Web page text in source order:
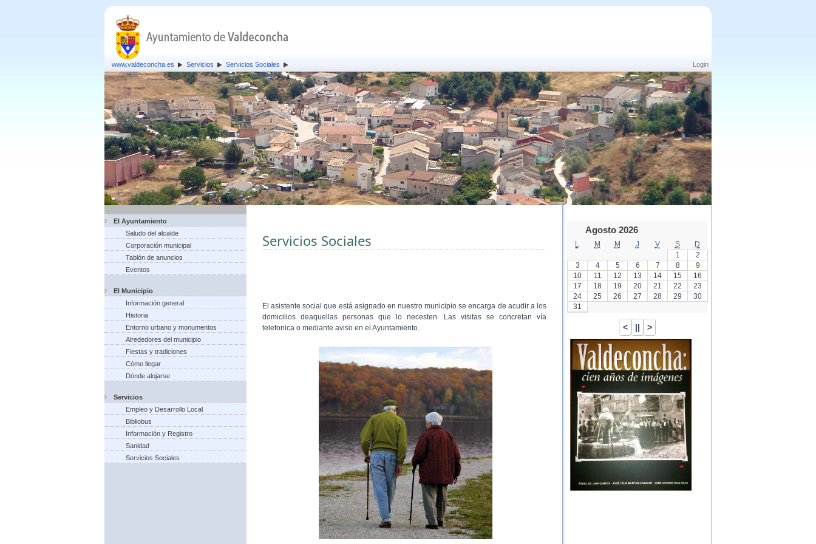
Login
www.valdeconcha.es Servicios Servicios Sociales
El Ayuntamiento
Saludo del alcalde
Corporación municipal
Tablón de anuncios
Eventos
El Municipio
Información general
Historia
Entorno urbano y monumentos
Alrededores del municipio
Fiestas y tradiciones
Cómo llegar
Dónde alojarse
Servicios
Empleo y Desarrollo Local
Bibliobus
Información y Registro
Sanidad
Servicios Sociales
Servicios Sociales
El asistente social que está asignado en nuestro municipio se encarga de acudir a los
domicilios deaquellas personas que lo necesten. Las visitas se concretan vía
telefonica o mediante aviso en el Ayuntamiento.
Agosto 2026
M M J V S
D
1
2
3
4 5 6 7 8
9
10
11 12 13 14 15
16
17
18 19 20 21 22
23
24
25 26 27 28 29
30
31